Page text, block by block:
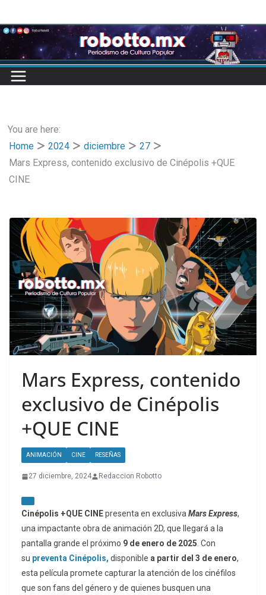
to
content
You are here:
Home
2024 diciembre
27
Mars Express, contenido exclusivo de Cinépolis +QUE
CINE
Mars Express, contenido
exclusivo de Cinépolis
+QUE CINE
ANIMACIÓN CINE RESEÑAS
27 diciembre, 2024 Redaccion Robotto
Cinépolis +QUE CINEpresenta en exclusiva Mars Express,
una impactante obra de animación 2D, que llegará a la
pantalla grande el próximo 9 de enero de 2025 . Con
su preventa Cinépolis, disponible a partir del 3 de enero,
esta película promete capturar la atención de los cinéfilos
que son fans del género y de quienes busquen una